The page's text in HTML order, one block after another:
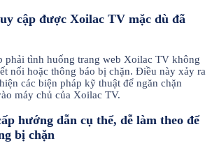
cập được Xoilac TV mặc dù đã
phải tình huống trang web Xoilac TV không
nối hoặc thông báo bị chặn. Điều này xảy ra
các biện pháp kỹ thuật để ngăn chặn
máy chủ của Xoilac TV.
hướng dẫn cụ thể, dễ làm theo để
bị chặn